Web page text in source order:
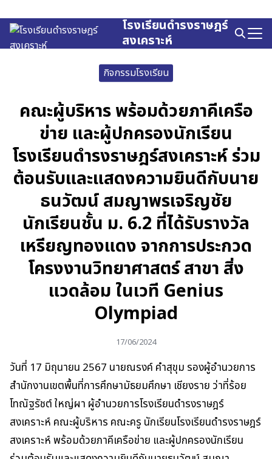
to
content
โรงเรียนดำรงราษฎร์
สงเคราะห์
Search
for:
กิจกรรมโรงเรียน
คณะผู้บริหาร พร้อมด้วยภาคีเครือ
ข่าย และผู้ปกครองนักเรียน
โรงเรียนดำรงราษฎร์สงเคราะห์ ร่วม
ต้อนรับและแสดงความยินดีกับนาย
ธนวัฒน์ สมญาพรเจริญชัย
นักเรียนชั้น ม. 6.2 ที่ได้รับรางวัล
เหรียญทองแดง จากการประกวด
โครงงานวิทยาศาสตร์ สาขา สิ่ง
แวดล้อม ในเวที Genius
Olympiad
17/06/2024
วันที่ 17 มิถุนายน 2567 นายณรงค์ คำสุขุม รองผู้อำนวยการ
สำนักงานเขตพื้นที่การศึกษามัธยมศึกษา เชียงราย ว่าที่ร้อย
โทณัฐรัชต์ ใหญ่ผา ผู้อำนวยการโรงเรียนดำรงราษฎร์
สงเคราะห์ คณะผู้บริหาร คณะครู นักเรียนโรงเรียนดำรงราษฎร์
สงเคราะห์ พร้อมด้วยภาคีเครือข่าย และผู้ปกครองนักเรียน